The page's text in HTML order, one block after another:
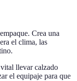
Crea una
el clima, las
llevar calzado
el equipaje para que